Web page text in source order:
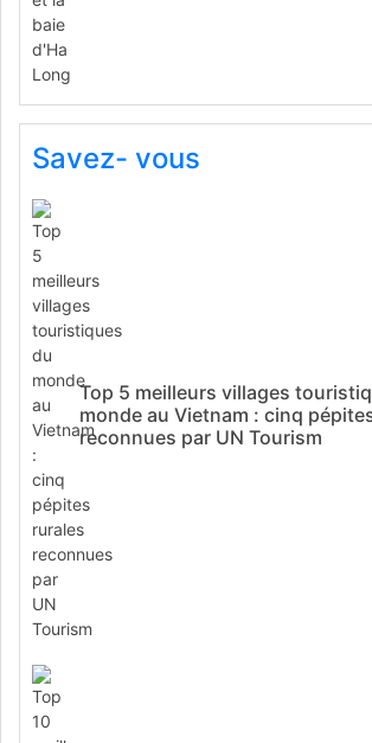
Savez- vous
Top 5 meilleurs villages
monde au Vietnam : cinq
reconnues par UN Tourism